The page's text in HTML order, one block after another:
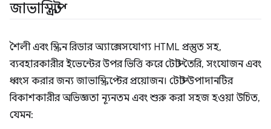
জাভাস্ক্রিপ্ট
শৈলী এবং স্ক্রিন রিডার অ্যাক্সেসযোগ্য HTML প্রস্তুত সহ,
ব্যবহারকারীর ইভেন্টের উপর ভিত্তি করে টোস্ট তৈরি, সংযোজন এবং
ধ্বংস করার জন্য জাভাস্ক্রিপ্টের প্রয়োজন। টোস্ট উপাদানটির
বিকাশকারীর অভিজ্ঞতা ন্যূনতম এবং শুরু করা সহজ হওয়া উচিত,
যেমন: